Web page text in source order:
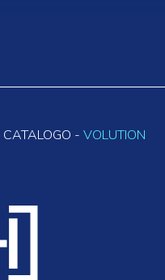
CATALOGO - VOLUTION